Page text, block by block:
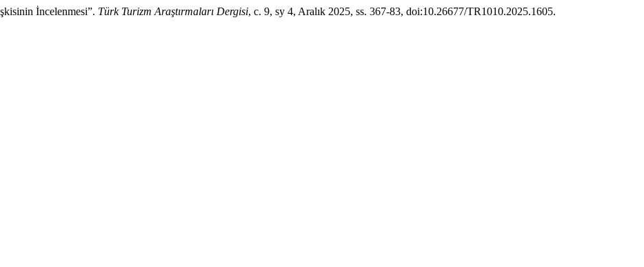
İncelenmesi”. Türk Turizm Araştırmaları Dergisi, c. 9, sy 4, Aralık 2025, ss. 367-83, doi:10.26677/TR1010.2025.1605.